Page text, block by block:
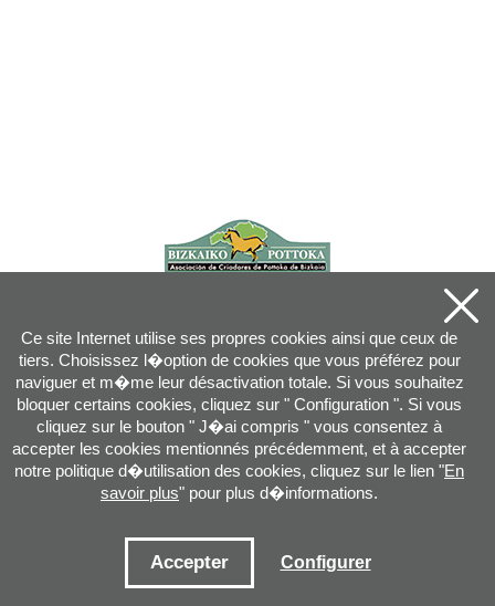
info@pottoka.info
Conditions d'Utilisation-Politique de Privacité-Politique des Cookies
Ce site Internet utilise ses propres cookies ainsi que ceux de
tiers. Choisissez l�option de cookies que vous préférez pour
naviguer et m�me leur désactivation totale. Si vous souhaitez
bloquer certains cookies, cliquez sur " Configuration ". Si vous
cliquez sur le bouton " J�ai compris " vous consentez à
accepter les cookies mentionnés précédemment, et à accepter
notre politique d�utilisation des cookies, cliquez sur le lien "En
savoir plus" pour plus d�informations.
Accepter Configurer